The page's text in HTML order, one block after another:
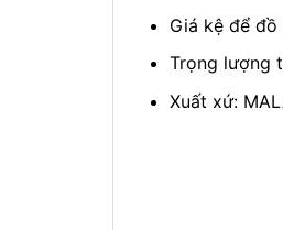
Giá kệ để đồ
Trọng lượng
Xuất xứ: